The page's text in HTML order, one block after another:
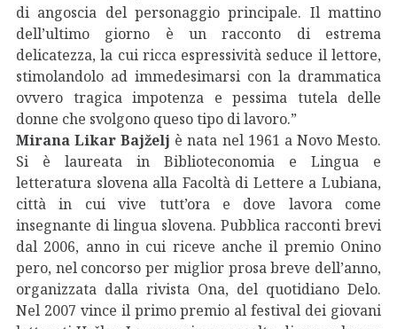
di angoscia del personaggio principale. Il mattino
dell’ultimo giorno è un racconto di estrema
delicatezza, la cui ricca espressività seduce il lettore,
stimolandolo ad immedesimarsi con la drammatica
ovvero tragica impotenza e pessima tutela delle
donne che svolgono queso tipo di lavoro.”
Mirana Likar Bajželj è nata nel 1961 a Novo Mesto.
Si è laureata in Biblioteconomia e Lingua e
letteratura slovena alla Facoltà di Lettere a Lubiana,
città in cui vive tutt’ora e dove lavora come
insegnante di lingua slovena. Pubblica racconti brevi
dal 2006, anno in cui riceve anche il premio Onino
pero, nel concorso per miglior prosa breve dell’anno,
organizzata dalla rivista Ona, del quotidiano Delo.
Nel 2007 vince il primo premio al festival dei giovani